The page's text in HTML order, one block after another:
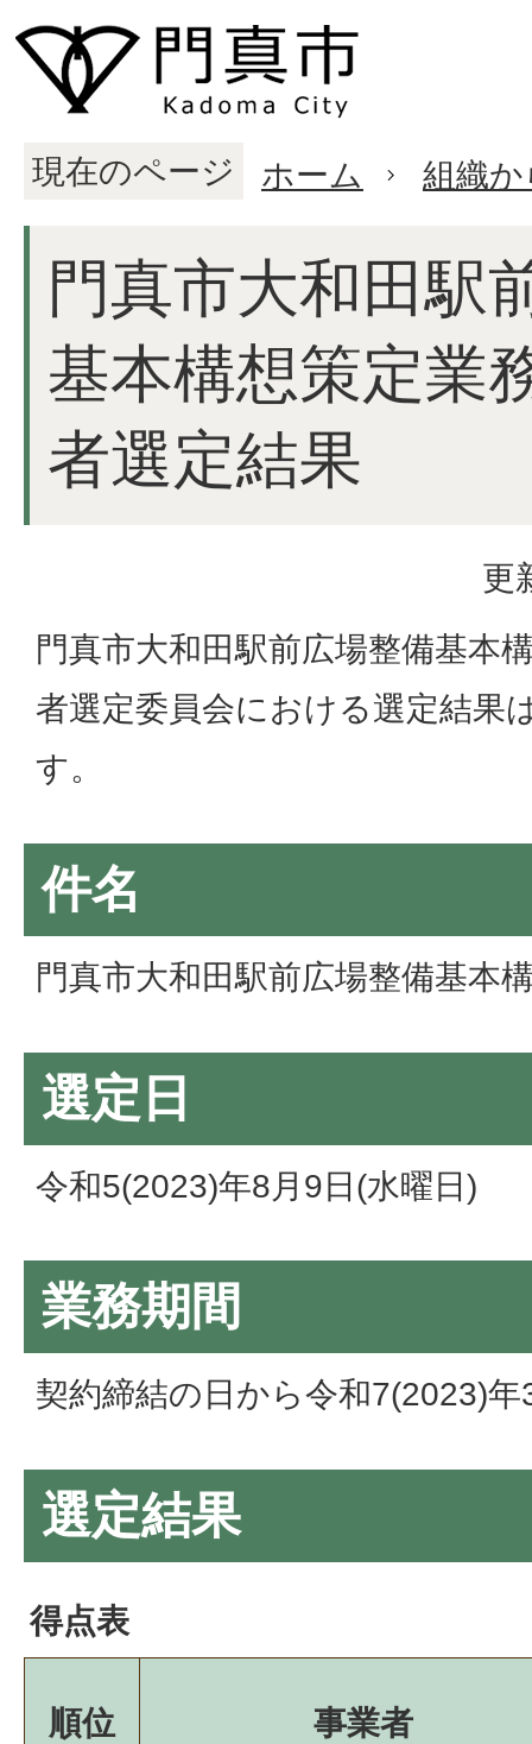
現在のページ ホーム 組織
門真市大和田駅
基本構想策定業
者選定結果
更
門真市大和田駅前広場整備基本
者選定委員会における選定結果
す。
件名
門真市大和田駅前広場整備基本
選定日
令和5(2023)年8月9日(水曜日)
業務期間
契約締結の日から令和7(2023)
選定結果
得点表
順位 事業者